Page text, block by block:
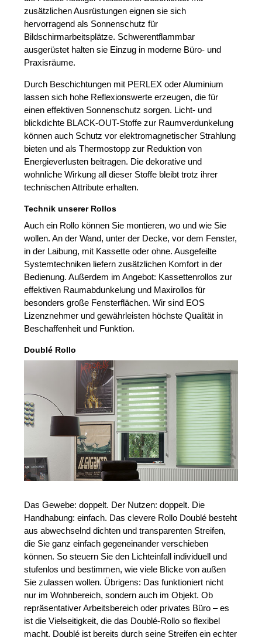
zusätzlichen Ausrüstungen eignen sie sich
hervorragend als Sonnenschutz für
Bildschirmarbeitsplätze. Schwerentflammbar
ausgerüstet halten sie Einzug in moderne Büro- und
Praxisräume.
Durch Beschichtungen mit PERLEX oder Aluminium
lassen sich hohe Reflexionswerte erzeugen, die für
einen effektiven Sonnenschutz sorgen. Licht- und
blickdichte BLACK-OUT-Stoffe zur Raumverdunkelung
können auch Schutz vor elektromagnetischer Strahlung
bieten und als Thermostopp zur Reduktion von
Energieverlusten beitragen. Die dekorative und
wohnliche Wirkung all dieser Stoffe bleibt trotz ihrer
technischen Attribute erhalten.
Technik unserer Rollos
Auch ein Rollo können Sie montieren, wo und wie Sie
wollen. An der Wand, unter der Decke, vor dem Fenster,
in der Laibung, mit Kassette oder ohne. Ausgefeilte
Systemtechniken liefern zusätzlichen Komfort in der
Bedienung. Außerdem im Angebot: Kassettenrollos zur
effektiven Raumabdunkelung und Maxirollos für
besonders große Fensterflächen. Wir sind EOS
Lizenznehmer und gewährleisten höchste Qualität in
Beschaffenheit und Funktion.
Doublé Rollo
Das Gewebe: doppelt. Der Nutzen: doppelt. Die
Handhabung: einfach. Das clevere Rollo Doublé besteht
aus abwechselnd dichten und transparenten Streifen,
die Sie ganz einfach gegeneinander verschieben
können. So steuern Sie den Lichteinfall individuell und
stufenlos und bestimmen, wie viele Blicke von außen
Sie zulassen wollen. Übrigens: Das funktioniert nicht
nur im Wohnbereich, sondern auch im Objekt. Ob
repräsentativer Arbeitsbereich oder privates Büro – es
ist die Vielseitigkeit, die das Doublé-Rollo so flexibel
macht. Doublé ist bereits durch seine Streifen ein echter